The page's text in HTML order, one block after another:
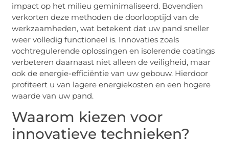
impact op het milieu geminimaliseerd. Bovendien
verkorten deze methoden de doorlooptijd van de
werkzaamheden, wat betekent dat uw pand sneller
weer volledig functioneel is. Innovaties zoals
vochtregulerende oplossingen en isolerende coatings
verbeteren daarnaast niet alleen de veiligheid, maar
ook de energie-efficiëntie van uw gebouw. Hierdoor
profiteert u van lagere energiekosten en een hogere
waarde van uw pand.
Waarom kiezen voor
innovatieve technieken?